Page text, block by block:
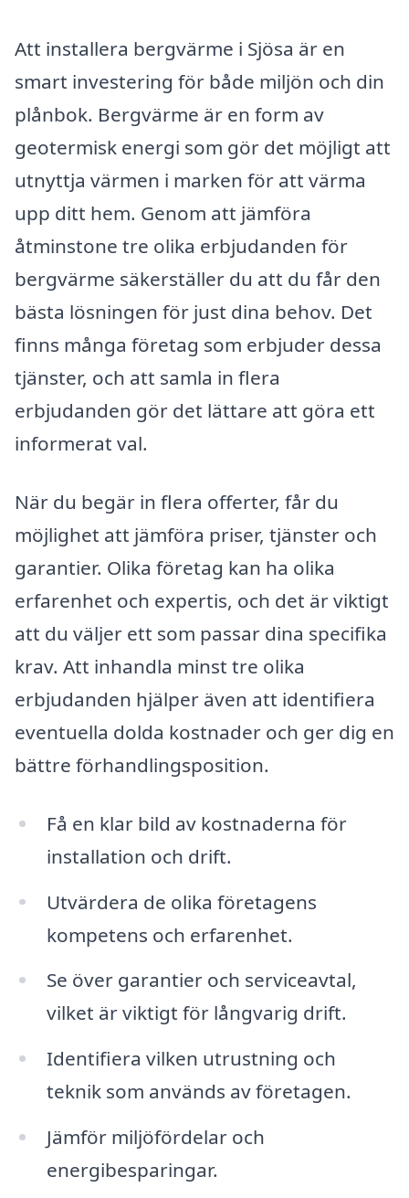
Att installera bergvärme i Sjösa är en
smart investering för både miljön och din
plånbok. Bergvärme är en form av
geotermisk energi som gör det möjligt att
utnyttja värmen i marken för att värma
upp ditt hem. Genom att jämföra
åtminstone tre olika erbjudanden för
bergvärme säkerställer du att du får den
bästa lösningen för just dina behov. Det
finns många företag som erbjuder dessa
tjänster, och att samla in flera
erbjudanden gör det lättare att göra ett
informerat val.
När du begär in flera offerter, får du
möjlighet att jämföra priser, tjänster och
garantier. Olika företag kan ha olika
erfarenhet och expertis, och det är viktigt
att du väljer ett som passar dina specifika
krav. Att inhandla minst tre olika
erbjudanden hjälper även att identifiera
eventuella dolda kostnader och ger dig en
bättre förhandlingsposition.
Få en klar bild av kostnaderna för
installation och drift.
Utvärdera de olika företagens
kompetens och erfarenhet.
Se över garantier och serviceavtal,
vilket är viktigt för långvarig drift.
Identifiera vilken utrustning och
teknik som används av företagen.
Jämför miljöfördelar och
energibesparingar.